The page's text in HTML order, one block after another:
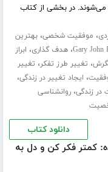
در بخشی از کتاب
، موفقیت شخصی،بهترین
Gary John،هدف گذاری، ابراز
، تغییر طرز تفکر، تغییر
، ایجاد تغییر در زندگی،
در زندگی،روانشناسی
دانلود کتاب
کمتر فکر کن و دل به